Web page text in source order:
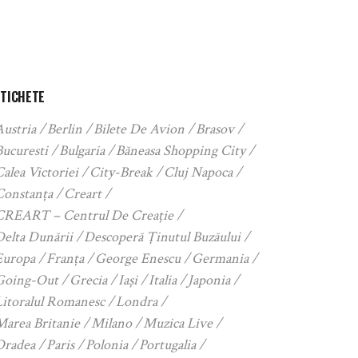
Berlin Bilete De Avion
Brasov
Bulgaria
Băneasa Shopping City
Victoriei
City-Break
Cluj Napoca
Creart
– Centrul De Creație
Dunării
Descoperă Ținutul Buzăului
Franța George Enescu
Germania
Out
Grecia Iași Italia
Japonia
Romanesc
Londra
Britanie
Milano
Muzica Live
Paris Polonia
Portugalia